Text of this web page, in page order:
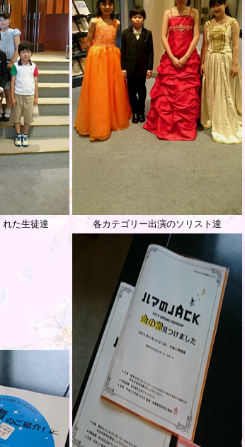
れた生徒達 各カテゴリー出演のソリスト達